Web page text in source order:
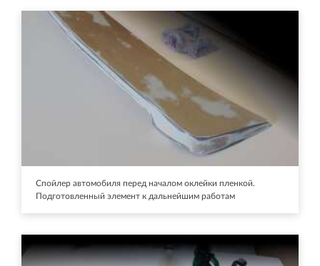
Спойлер автомобиля перед началом оклейки пленкой.
Подготовленный элемент к дальнейшим работам